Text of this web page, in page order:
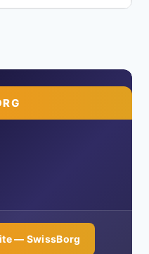
— SwissBorg